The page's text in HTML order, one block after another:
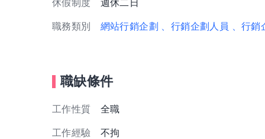
休假制度 週休二日
職務類別 網站行銷企劃 、行銷企劃人員 、行
職缺條件
工作性質 全職
工作經驗 不拘